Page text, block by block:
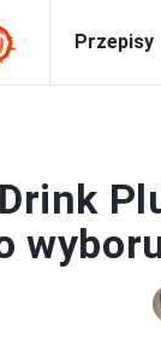
Przepisy